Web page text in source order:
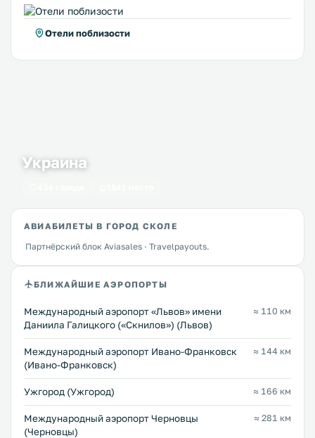
Отели поблизости
Украина
АВИАБИЛЕТЫ В ГОРОД СКОЛЕ
Партнёрский блок Aviasales · Travelpayouts.
БЛИЖАЙШИЕ АЭРОПОРТЫ
Междунарoдный аэропорт «Львов» имени
Даниила Галицкого («Скнилов») (Львов)
≈ 110 км
Международный аэропорт Ивано-Франковск
(Ивано-Франковск)
≈ 144 км
Ужгород (Ужгород) ≈ 166 км
Международный аэропорт Черновцы
(Черновцы)
≈ 281 км